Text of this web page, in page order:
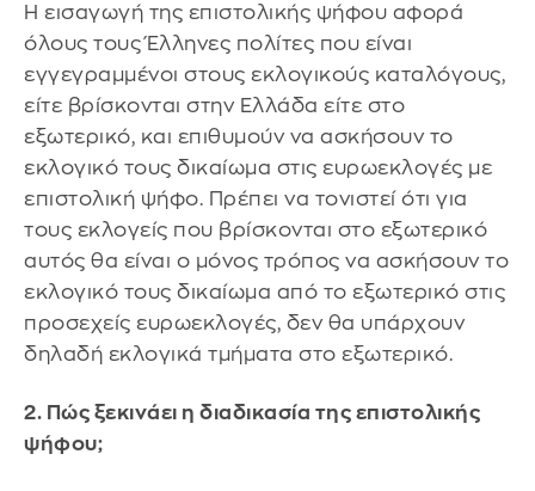
Η εισαγωγή της επιστολικής ψήφου αφορά
όλους τους Έλληνες πολίτες που είναι
εγγεγραμμένοι στους εκλογικούς καταλόγους,
είτε βρίσκονται στην Ελλάδα είτε στο
εξωτερικό, και επιθυμούν να ασκήσουν το
εκλογικό τους δικαίωμα στις ευρωεκλογές με
επιστολική ψήφο. Πρέπει να τονιστεί ότι για
τους εκλογείς που βρίσκονται στο εξωτερικό
αυτός θα είναι ο μόνος τρόπος να ασκήσουν το
εκλογικό τους δικαίωμα από το εξωτερικό στις
προσεχείς ευρωεκλογές, δεν θα υπάρχουν
δηλαδή εκλογικά τμήματα στο εξωτερικό.
2. Πώς ξεκινάει η διαδικασία της επιστολικής
ψήφου;